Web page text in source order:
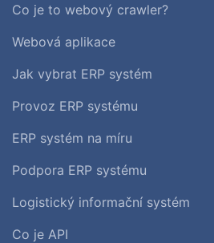
Co je to webový crawler?
Webová aplikace
Jak vybrat ERP systém
Provoz ERP systému
ERP systém na míru
Podpora ERP systému
Logistický informační systém
Co je API